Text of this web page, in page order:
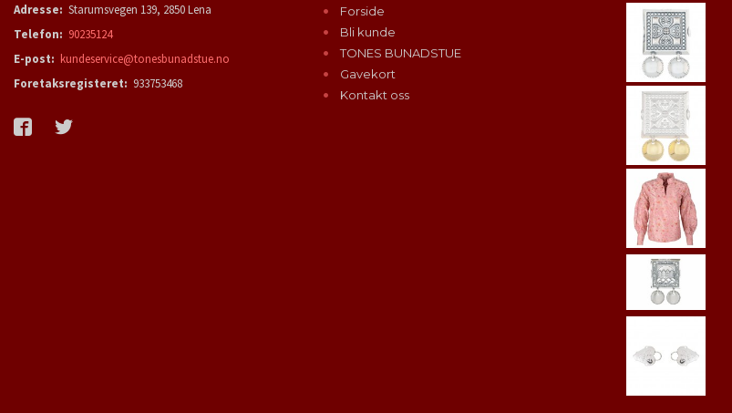
Adresse: Starumsvegen 139, 2850 Lena
Telefon: 90235124
E-post: kundeservice@tonesbunadstue.no
Foretaksregisteret: 933753468
Forside
Bli kunde
TONES BUNADSTUE
Gavekort
Kontakt oss